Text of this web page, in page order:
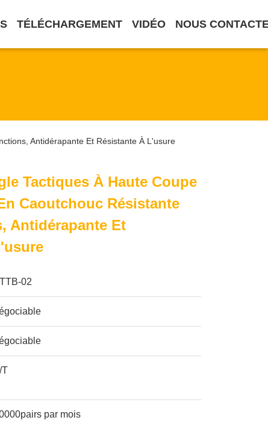
TÉLÉCHARGEMENT VIDÉO NOUS
Antidérapante Et Résistante À L'usure
Tactiques À Haute Coupe
Caoutchouc Résistante
Antidérapante Et
02
T
par mois